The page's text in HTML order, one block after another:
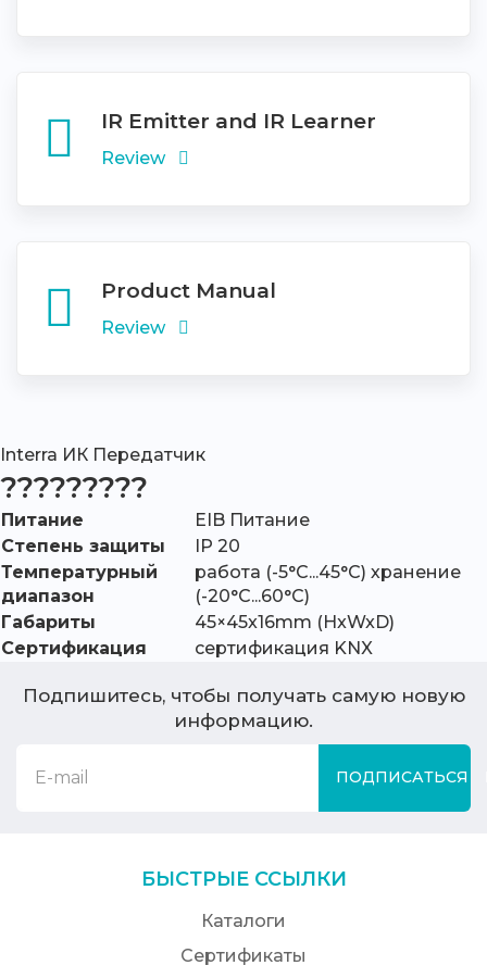
IR Emitter and IR Learner
Review
Product Manual
Review
Interra ИК Передатчик
?????????
Питание
EIB Питание
Степень защиты
IP 20
Температурный
диапазон
работа (-5°C...45°C) хранение
(-20°C...60°C)
Габариты
45×45x16mm (HxWxD)
Сертификация
сертификация KNX
Подпишитесь, чтобы получать самую новую
информацию.
ПОДПИСАТЬСЯ
БЫСТРЫЕ ССЫЛКИ
Каталоги
Сертификаты